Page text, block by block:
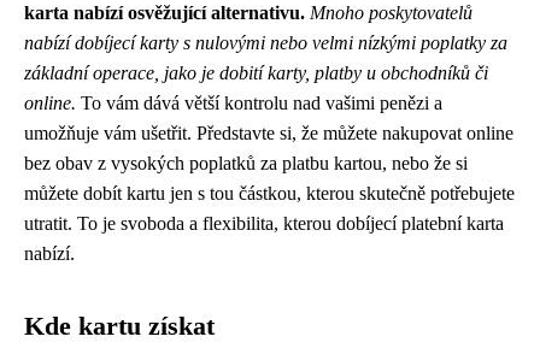
karta nabízí osvěžující alternativu. Mnoho poskytovatelů
nabízí dobíjecí karty s nulovými nebo velmi nízkými poplatky za
základní operace, jako je dobití karty, platby u obchodníků či
online. To vám dává větší kontrolu nad vašimi penězi a
umožňuje vám ušetřit. Představte si, že můžete nakupovat online
bez obav z vysokých poplatků za platbu kartou, nebo že si
můžete dobít kartu jen s tou částkou, kterou skutečně potřebujete
utratit. To je svoboda a flexibilita, kterou dobíjecí platební karta
nabízí.
Kde kartu získat